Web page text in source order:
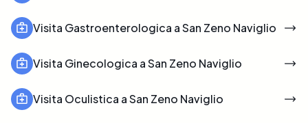
Visita Gastroenterologica a San Zeno Naviglio
Visita Ginecologica a San Zeno Naviglio
Visita Oculistica a San Zeno Naviglio